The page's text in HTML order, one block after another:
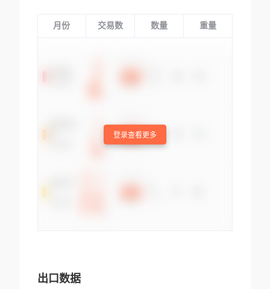
月份 交易数 数量 重量
登录查看更多
出口数据